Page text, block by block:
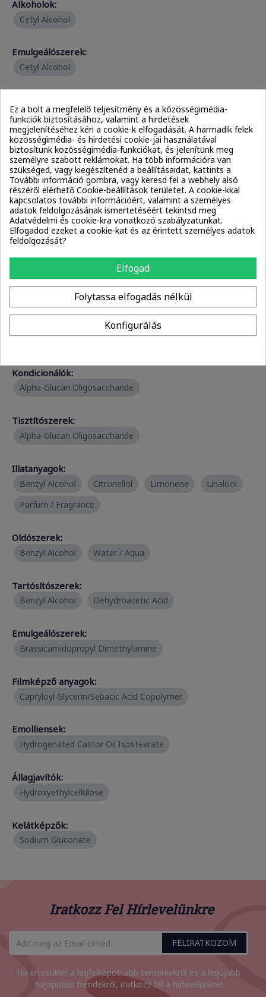
Alkoholok:
Cetyl Alcohol
Emulgeálószerek:
Cetyl Alcohol
Cetyl Esters Diheptyl Succinate
Antimikrobiális:
Citrus Aurantium Dulcis (Orange) Peel Oil
Citrus Limon (Lemon) Peel Oil
Illatanyagok:
Citrus Aurantium Dulcis (Orange) Peel Oil
További összetevők
Glycerin Mel / Honey / Miel
Kondicionálók:
Alpha-Glucan Oligosaccharide
Tisztítószerek:
Alpha-Glucan Oligosaccharide
Illatanyagok:
Benzyl Alcohol Citronellol Limonene
Linalool
Parfum / Fragrance
Oldószerek:
Benzyl Alcohol Water / Aqua
Tartósítószerek:
Benzyl Alcohol Dehydroacetic Acid
Emulgeálószerek:
Brassicamidopropyl Dimethylamine
Filmképző anyagok:
Capryloyl Glycerin/Sebacic Acid Copolymer
Emolliensek:
Hydrogenated Castor Oil Isostearate
Állagjavítók:
Hydroxyethylcellulose
Kelátképzők:
Sodium Gluconate
Iratkozz Fel Hírlevelünkre
FELIRATKOZOM
Ha értesülnél a legfelkapottabb termékekről és a legújabb
hajápolási trendekről, iratkozz fel a hírlevelünkre!
Ez a bolt a megfelelő teljesítmény és a közösségimédia-
funkciók biztosításához, valamint a hirdetések
megjelenítéséhez kéri a cookie-k elfogadását. A harmadik felek
közösségimédia- és hirdetési cookie-jai használatával
biztosítunk közösségimédia-funkciókat, és jelenítünk meg
személyre szabott reklámokat. Ha több információra van
szükséged, vagy kiegészítenéd a beállításaidat, kattints a
További információ gombra, vagy keresd fel a webhely alsó
részéről elérhető Cookie-beállítások területet. A cookie-kkal
kapcsolatos további információért, valamint a személyes
adatok feldolgozásának ismertetéséért tekintsd meg
Adatvédelmi és cookie-kra vonatkozó szabályzatunkat.
Elfogadod ezeket a cookie-kat és az érintett személyes adatok
feldolgozását?
Elfogad
Folytassa elfogadás nélkül
Konfigurálás